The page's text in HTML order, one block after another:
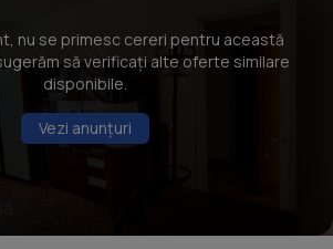
nu se primesc cereri pentru această
să verificați alte oferte similare
disponibile.
Vezi anunțuri